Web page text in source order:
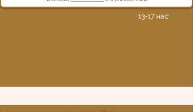
13-17 нас